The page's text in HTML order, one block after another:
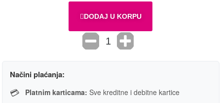
DODAJ U KORPU
Načini plaćanja:
💳 Platnim karticama: Sve kreditne i debitne kartice